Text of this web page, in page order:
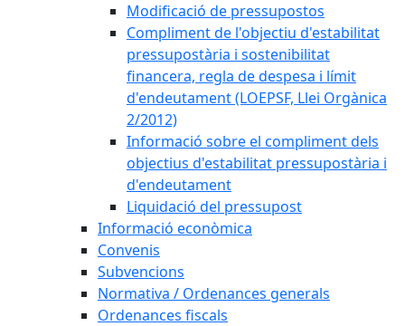
Modificació de pressupostos
Compliment de l'objectiu d'estabilitat
pressupostària i sostenibilitat
financera, regla de despesa i límit
d'endeutament (LOEPSF, Llei Orgànica
2/2012)
Informació sobre el compliment dels
objectius d'estabilitat pressupostària i
d'endeutament
Liquidació del pressupost
Informació econòmica
Convenis
Subvencions
Normativa / Ordenances generals
Ordenances fiscals